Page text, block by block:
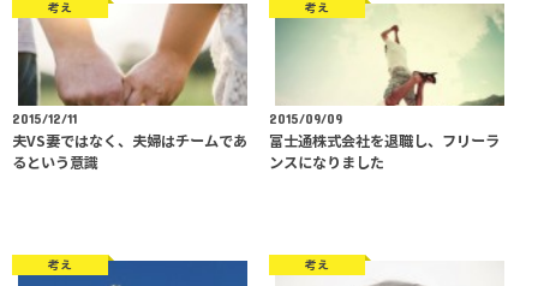
2015/12/11
夫VS妻ではなく、夫婦はチームであ
るという意識
考え
2015/09/09
富士通株式会社を退職し、フリーラ
ンスになりました
考え
考え 考え